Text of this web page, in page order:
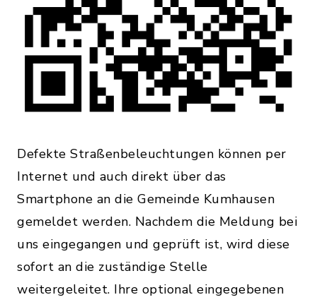
Defekte Straßenbeleuchtungen können per
Internet und auch direkt über das
Smartphone an die Gemeinde Kumhausen
gemeldet werden. Nachdem die Meldung bei
uns eingegangen und geprüft ist, wird diese
sofort an die zuständige Stelle
weitergeleitet. Ihre optional eingegebenen